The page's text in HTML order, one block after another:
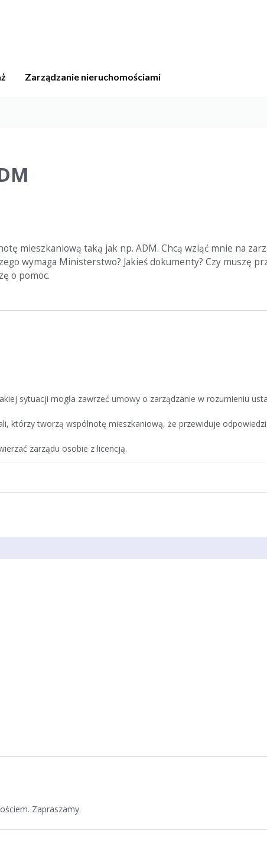
Zarządzanie nieruchomościami
mieszkaniową taką jak np. ADM. Chcą wziąć mnie na
wymaga Ministerstwo? Jakieś dokumenty? Czy muszę
o pomoc.
sytuacji mogła zawrzeć umowy o zarządzanie w rozumieniu
którzy tworzą wspólnotę mieszkaniową, że przewiduje
zarządu osobie z licencją.
Zapraszamy.